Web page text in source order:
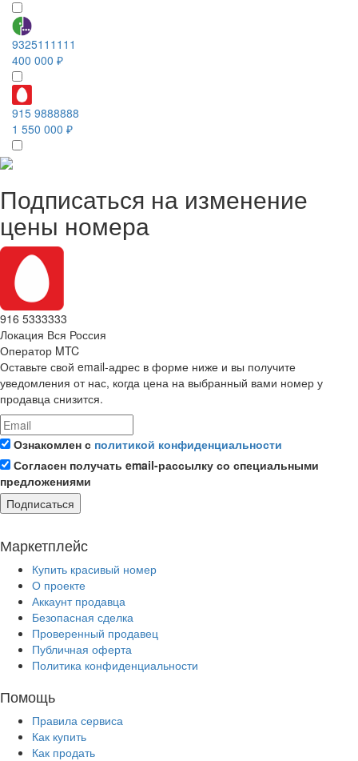
9325111111
400 000 ₽
915 9888888
1 550 000 ₽
Подписаться на изменение
цены номера
916 5333333
Локация Вся Россия
Оператор MTC
Оставьте свой email-адрес в форме ниже и вы получите
уведомления от нас, когда цена на выбранный вами номер у
продавца снизится.
Ознакомлен с политикой конфиденциальности
Согласен получать email-рассылку со специальными
предложениями
Подписаться
Маркетплейс
Купить красивый номер
О проекте
Аккаунт продавца
Безопасная сделка
Проверенный продавец
Публичная оферта
Политика конфиденциальности
Помощь
Правила сервиса
Как купить
Как продать